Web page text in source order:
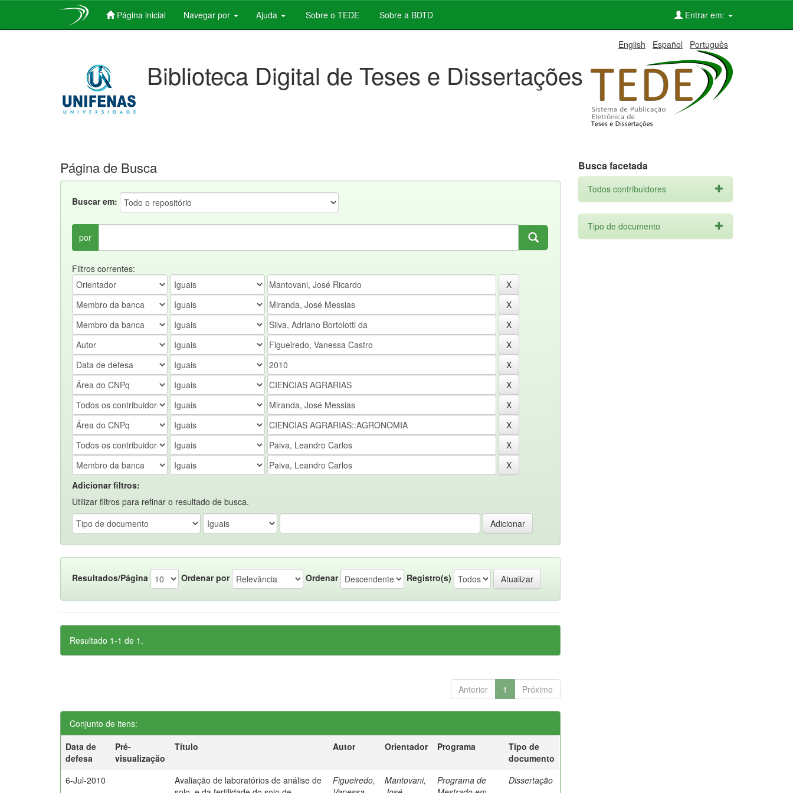
Página inicial Navegar por Ajuda Sobre o TEDE Sobre a BDTD Entrar em:
English Español Português
Biblioteca Digital de Teses e Dissertações
Página de Busca
Buscar em:
por
Filtros correntes:
Adicionar filtros:
Utilizar filtros para refinar o resultado de busca.
Resultados/Página Ordenar por Ordenar Registro(s)
Resultado 1-1 de 1.
Anterior 1 Próximo
Conjunto de itens:
Data de
defesa
Pré-
visualização
Título Autor Orientador Programa
Tipo de
documento
6-Jul-2010
Avaliação de laboratórios de análise de
Figueiredo,
Mantovani,
Programa de
Dissertação
Busca facetada
Todos contribuidores
Tipo de documento